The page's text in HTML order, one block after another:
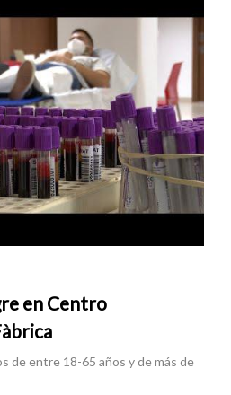
en Centro
de entre 18-65 años y de más de